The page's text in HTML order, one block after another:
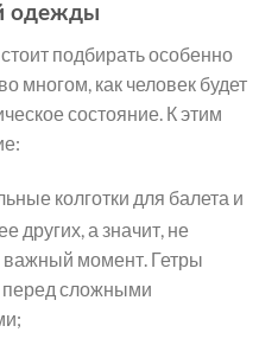
одежды
подбирать особенно
многом, как человек будет
состояние. К этим
колготки для балета и
других, а значит, не
важный момент. Гетры
перед сложными